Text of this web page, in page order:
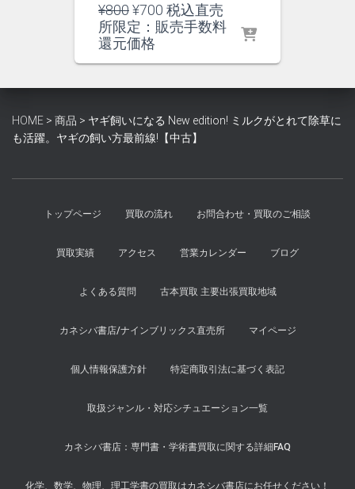
¥800元
の
価
¥800
し
た。
¥700 現
在
は
で
す。
税込直売
所限定：販売手数料
還元価格
HOME > 商品 > ヤギ飼いになる New edition! ミルクがとれて除草に
も活躍。ヤギの飼い方最前線!【中古】
トップページ 買取の流れ お問合わせ・買取のご相談
買取実績 アクセス 営業カレンダー ブログ
よくある質問 古本買取 主要出張買取地域
カネシバ書店/ナインブリックス直売所 マイページ
個人情報保護方針 特定商取引法に基づく表記
取扱ジャンル・対応シチュエーション一覧
カネシバ書店：専門書・学術書買取に関する詳細FAQ
化学、数学、物理、理工学書の買取はカネシバ書店にお任せください！